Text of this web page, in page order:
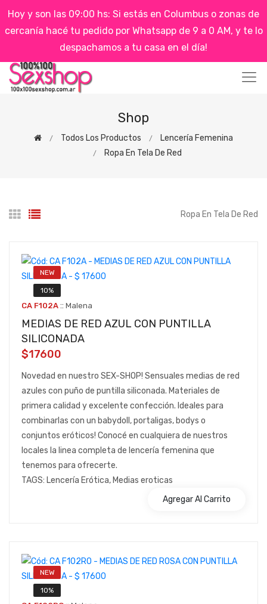
Hoy y son las 09:00 hs: Si estás en Columbus o zonas de
cercanía hacé tu pedido por Whatsapp de 9 a 0 AM, y te lo
despachamos a tu casa en el día!
Shop
Todos Los Productos
Lencería Femenina
Ropa En Tela De Red
Ropa En Tela De Red
NEW
10%
CA F102A :: Malena
MEDIAS DE RED AZUL CON PUNTILLA
SILICONADA
$17600
Novedad en nuestro SEX-SHOP! Sensuales medias de red
azules con puño de puntilla siliconada. Materiales de
primera calidad y excelente confección. Ideales para
combinarlas con un babydoll, portaligas, bodys o
conjuntos eróticos! Conocé en cualquiera de nuestros
locales la linea completa de lencería femenina que
tenemos para ofrecerte.
TAGS: Lencería Erótica, Medias eroticas
Agregar Al Carrito
NEW
10%